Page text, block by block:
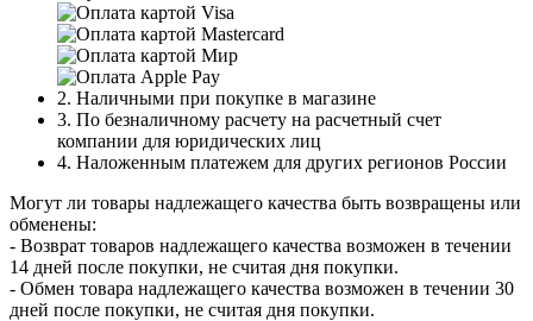
2. Наличными при покупке в магазине
3. По безналичному расчету на расчетный счет
компании для юридических лиц
4. Наложенным платежем для других регионов России
Могут ли товары надлежащего качества быть возвращены или
обменены:
- Возврат товаров надлежащего качества возможен в течении
14 дней после покупки, не считая дня покупки.
- Обмен товара надлежащего качества возможен в течении 30
дней после покупки, не считая дня покупки.